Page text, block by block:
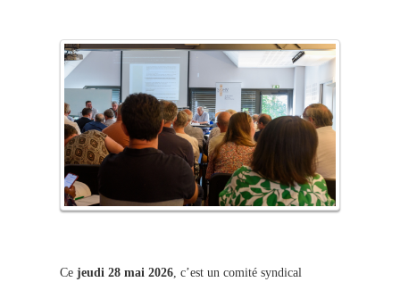
Cejeudi 28 mai 2026 , c’est un comité syndical